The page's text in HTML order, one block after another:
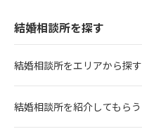
結婚相談所を探す
結婚相談所をエリアから探す
結婚相談所を紹介してもらう